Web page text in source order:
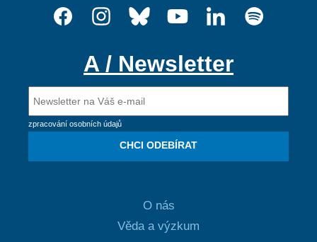
A / Newsletter
zpracování osobních údajů
CHCI ODEBÍRAT
O nás
Věda a výzkum